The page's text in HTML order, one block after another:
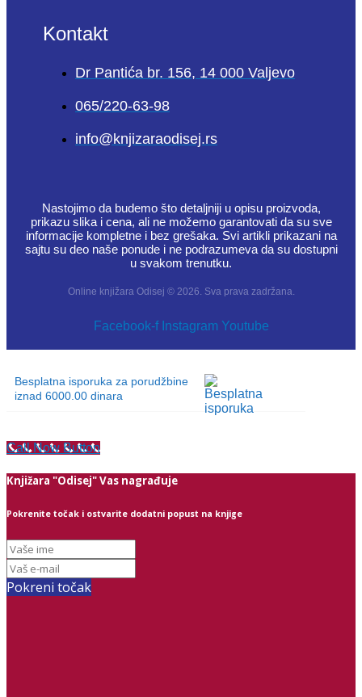
Kontakt
Dr Pantića br. 156, 14 000 Valjevo
065/220-63-98
info@knjizaraodisej.rs
Nastojimo da budemo što detaljniji u opisu proizvoda,
prikazu slika i cena, ali ne možemo garantovati da su sve
informacije kompletne i bez grešaka. Svi artikli prikazani na
sajtu su deo naše ponude i ne podrazumeva da su dostupni
u svakom trenutku.
Online knjižara Odisej © 2026. Sva prava zadržana.
Facebook-f Instagram Youtube
Besplatna isporuka za porudžbine
iznad 6000.00 dinara
Call Now Button
Knjižara "Odisej" Vas nagrađuje
Pokrenite točak i ostvarite dodatni popust na knjige
Pokreni točak